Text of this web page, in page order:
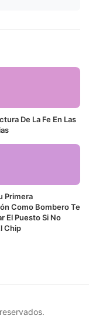
De La Fe En Las
Primera
Como Bombero Te
El Puesto Si No
Chip